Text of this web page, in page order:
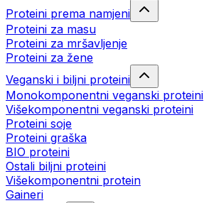
Proteini prema namjeni
Proteini za masu
Proteini za mršavljenje
Proteini za žene
Veganski i biljni proteini
Monokomponentni veganski proteini
Višekomponentni veganski proteini
Proteini soje
Proteini graška
BIO proteini
Ostali biljni proteini
Višekomponentni protein
Gaineri